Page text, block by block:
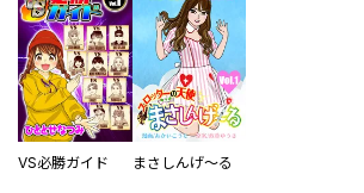
VS必勝ガイド まさしんげ～る